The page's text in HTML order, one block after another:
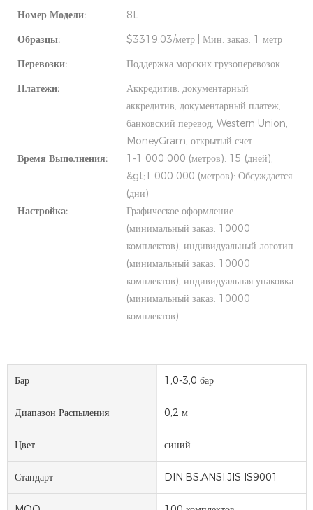
Номер Модели:
8L
Образцы:
$3319,03/метр | Мин. заказ: 1 метр
Перевозки:
Поддержка морских грузоперевозок
Платежи:
Аккредитив, документарный
аккредитив, документарный платеж,
банковский перевод, Western Union,
MoneyGram, открытый счет
Время Выполнения:
1-1 000 000 (метров): 15 (дней),
&gt;1 000 000 (метров): Обсуждается
(дни)
Настройка:
Графическое оформление
(минимальный заказ: 10000
комплектов), индивидуальный логотип
(минимальный заказ: 10000
комплектов), индивидуальная упаковка
(минимальный заказ: 10000
комплектов)
Бар 1,0-3,0 бар
Диапазон Распыления 0,2 м
Цвет синий
Стандарт DIN,BS,ANSI,JIS IS9001